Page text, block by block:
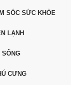
SÓC SỨC KHỎE
LẠNH
CƯNG